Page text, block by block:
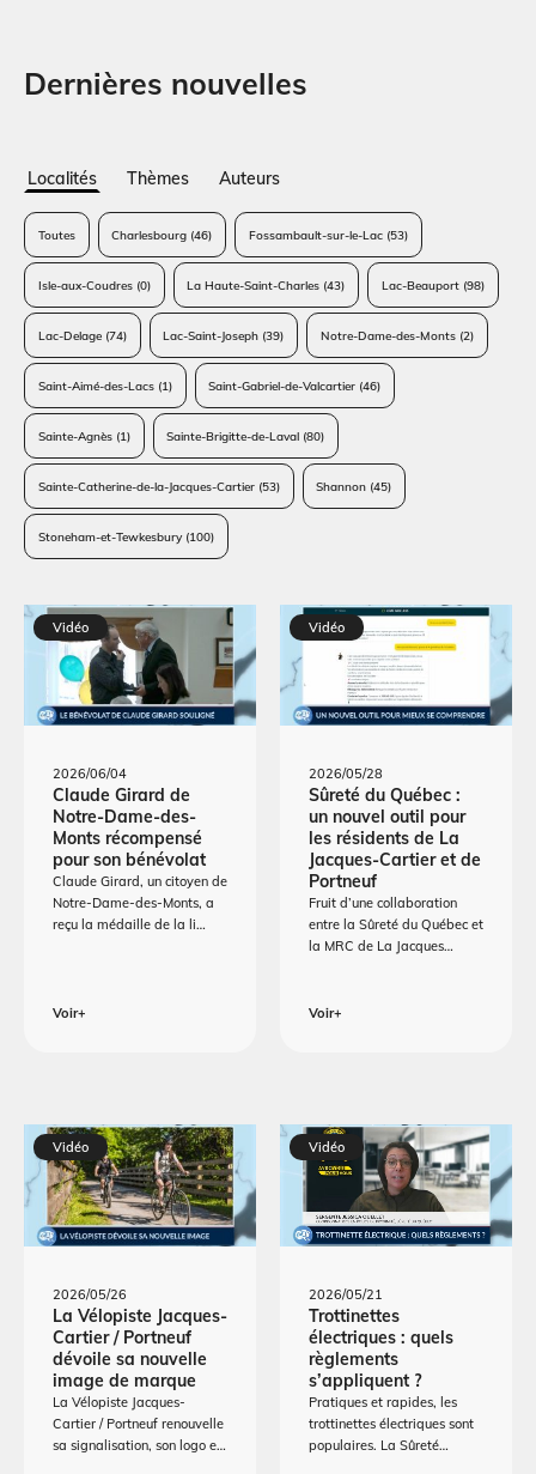
Dernières nouvelles
Localités Thèmes Auteurs
Toutes Charlesbourg (46) Fossambault-sur-le-Lac(53)
Isle-aux-Coudres(0) La Haute-Saint-Charles (43) Lac-Beauport(98)
Lac-Delage(74) Lac-Saint-Joseph (39) Notre-Dame-des-Monts(2)
Saint-Aimé-des-Lacs(1) Saint-Gabriel-de-Valcartier (46)
Sainte-Agnès(1) Sainte-Brigitte-de-Laval (80)
Sainte-Catherine-de-la-Jacques-Cartier(53) Shannon (45)
Stoneham-et-Tewkesbury(100)
Vidéo
2026/06/04
Claude Girard de
Notre-Dame-des-
Monts récompensé
pour son bénévolat
Claude Girard, un citoyen de
Notre-Dame-des-Monts, a
reçu la médaille de la li…
Voir+
Vidéo
2026/05/28
Sûreté du Québec :
un nouvel outil pour
les résidents de La
Jacques-Cartier et de
Portneuf
Fruit d’une collaboration
entre la Sûreté du Québec et
la MRC de La Jacques…
Voir+
Vidéo
2026/05/26
La Vélopiste Jacques-
Cartier / Portneuf
dévoile sa nouvelle
image de marque
La Vélopiste Jacques-
Cartier / Portneuf renouvelle
sa signalisation, son logo e…
Vidéo
2026/05/21
Trottinettes
électriques : quels
règlements
s’appliquent ?
Pratiques et rapides, les
trottinettes électriques sont
populaires. La Sûreté…